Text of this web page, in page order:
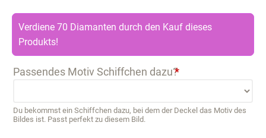
Verdiene 70 Diamanten durch den Kauf dieses
Produkts!
Passendes Motiv Schiffchen dazu?*
Du bekommst ein Schiffchen dazu, bei dem der Deckel das Motiv des
Bildes ist. Passt perfekt zu diesem Bild.